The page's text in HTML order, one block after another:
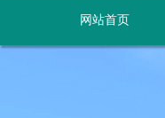
网站首页